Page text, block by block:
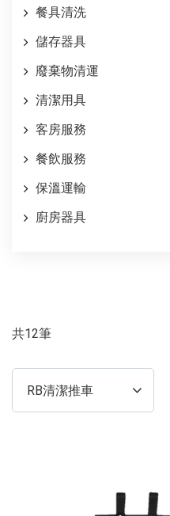
共12筆
餐具清洗
儲存器具
廢棄物清運
清潔用具
客房服務
餐飲服務
保溫運輸
廚房器具